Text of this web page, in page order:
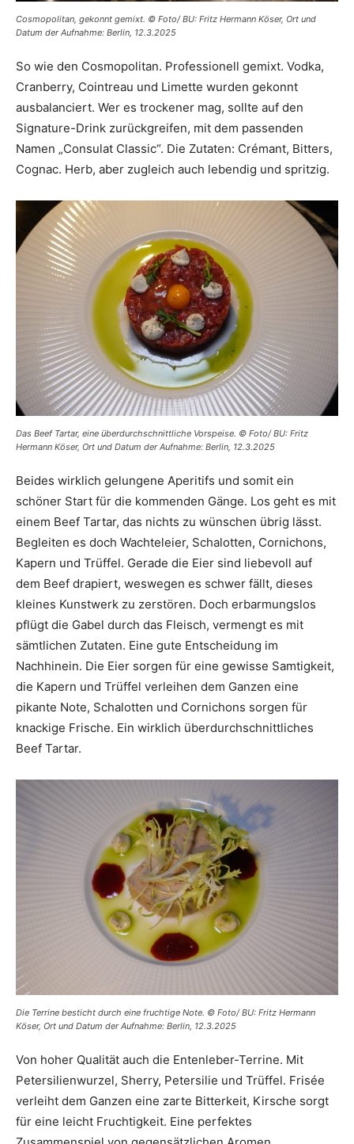
Cosmopolitan, gekonnt gemixt. © Foto/ BU: Fritz Hermann Köser, Ort und
Datum der Aufnahme: Berlin, 12.3.2025
So wie den Cosmopolitan. Professionell gemixt. Vodka,
Cranberry, Cointreau und Limette wurden gekonnt
ausbalanciert. Wer es trockener mag, sollte auf den
Signature-Drink zurückgreifen, mit dem passenden
Namen „Consulat Classic“. Die Zutaten: Crémant, Bitters,
Cognac. Herb, aber zugleich auch lebendig und spritzig.
Das Beef Tartar, eine überdurchschnittliche Vorspeise. © Foto/ BU: Fritz
Hermann Köser, Ort und Datum der Aufnahme: Berlin, 12.3.2025
Beides wirklich gelungene Aperitifs und somit ein
schöner Start für die kommenden Gänge. Los geht es mit
einem Beef Tartar, das nichts zu wünschen übrig lässt.
Begleiten es doch Wachteleier, Schalotten, Cornichons,
Kapern und Trüffel. Gerade die Eier sind liebevoll auf
dem Beef drapiert, weswegen es schwer fällt, dieses
kleines Kunstwerk zu zerstören. Doch erbarmungslos
pflügt die Gabel durch das Fleisch, vermengt es mit
sämtlichen Zutaten. Eine gute Entscheidung im
Nachhinein. Die Eier sorgen für eine gewisse Samtigkeit,
die Kapern und Trüffel verleihen dem Ganzen eine
pikante Note, Schalotten und Cornichons sorgen für
knackige Frische. Ein wirklich überdurchschnittliches
Beef Tartar.
Die Terrine besticht durch eine fruchtige Note. © Foto/ BU: Fritz Hermann
Köser, Ort und Datum der Aufnahme: Berlin, 12.3.2025
Von hoher Qualität auch die Entenleber-Terrine. Mit
Petersilienwurzel, Sherry, Petersilie und Trüffel. Frisée
verleiht dem Ganzen eine zarte Bitterkeit, Kirsche sorgt
für eine leicht Fruchtigkeit. Eine perfektes